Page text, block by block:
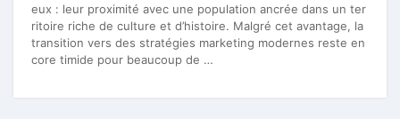
eux : leur proximité avec une population ancrée dans un ter
ritoire riche de culture et d’histoire. Malgré cet avantage, la
transition vers des stratégies marketing modernes reste en
core timide pour beaucoup de …